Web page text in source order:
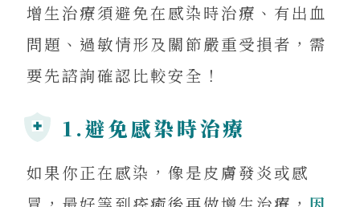
增生治療須避免在感染時治療、有出血
問題、過敏情形及關節嚴重受損者，需
要先諮詢確認比較安全！
1.避免感染時治療
如果你正在感染，像是皮膚發炎或感